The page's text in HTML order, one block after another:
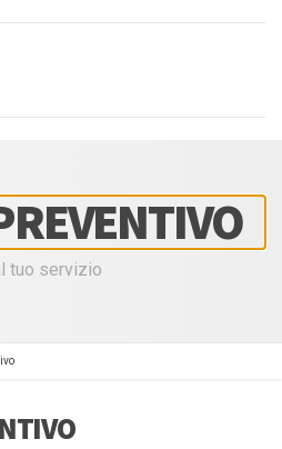
tuo servizio